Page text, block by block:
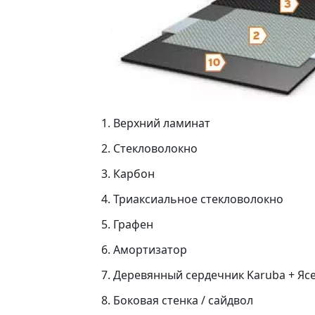
1. Верхний ламинат
2. Стекловолокно
3. Карбон
4. Триаксиальное стекловолокно
5. Графен
6. Амортизатор
7. Деревянный сердечник Karuba +
8. Боковая стенка / сайдвол